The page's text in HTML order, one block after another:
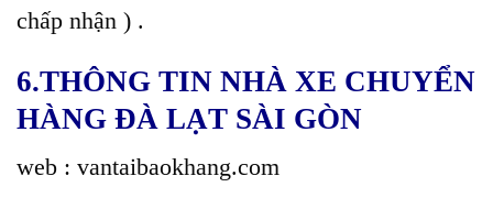
chấp nhận ) .
6.THÔNG TIN NHÀ XE CHUYỂN
HÀNG ĐÀ LẠT SÀI GÒN
web : vantaibaokhang.com